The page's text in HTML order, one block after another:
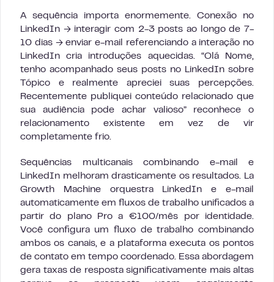
A sequência importa enormemente. Conexão no
LinkedIn → interagir com 2-3 posts ao longo de 7-
10 dias → enviar e-mail referenciando a interação no
LinkedIn cria introduções aquecidas. “Olá Nome,
tenho acompanhado seus posts no LinkedIn sobre
Tópico e realmente apreciei suas percepções.
Recentemente publiquei conteúdo relacionado que
sua audiência pode achar valioso” reconhece o
relacionamento existente em vez de vir
completamente frio.
Sequências multicanais combinando e-mail e
LinkedIn melhoram drasticamente os resultados. La
Growth Machine orquestra LinkedIn e e-mail
automaticamente em fluxos de trabalho unificados a
partir do plano Pro a €100/mês por identidade.
Você configura um fluxo de trabalho combinando
ambos os canais, e a plataforma executa os pontos
de contato em tempo coordenado. Essa abordagem
gera taxas de resposta significativamente mais altas